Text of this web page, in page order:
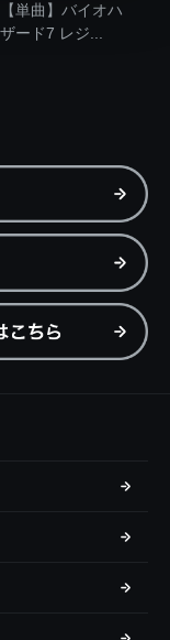
【単曲】バイオハ
ザード7 レジ...